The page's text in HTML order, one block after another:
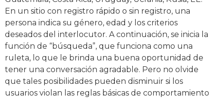
En un sitio con registro rápido o sin registro, una
persona indica su género, edad y los criterios
deseados del interlocutor. A continuación, se inicia la
función de “búsqueda”, que funciona como una
ruleta, lo que le brinda una buena oportunidad de
tener una conversación agradable. Pero no olvide
que tales posibilidades pueden disminuir si los
usuarios violan las reglas básicas de comportamiento